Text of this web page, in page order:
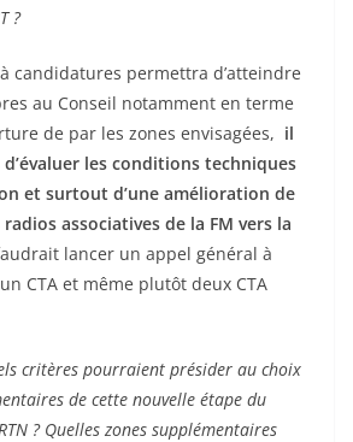
?
candidatures permettra d’atteindre
au Conseil notamment en terme
de par les zones envisagées, il
les conditions techniques
et surtout d’une amélioration de
associatives de la FM vers la
lancer un appel général à
CTA et même plutôt deux CTA
critères pourraient présider au choix
de cette nouvelle étape du
? Quelles zones supplémentaires